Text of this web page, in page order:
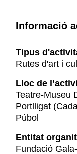
Informació
Tipus
Rutes d'art i
Lloc de
Teatre-Museu
Portlligat
Púbol
Entitat
Fundació